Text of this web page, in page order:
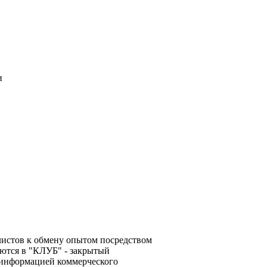
к обмену опытом посредством
в "КЛУБ" - закрытый
коммерческого